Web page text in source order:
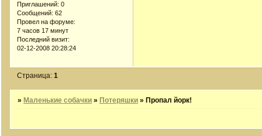
Приглашений: 0
Сообщений: 62
Провел на форуме:
7 часов 17 минут
Последний визит:
02-12-2008 20:28:24
Страница:1
» Маленькие собачки » Потеряшки »Пропал йорк!